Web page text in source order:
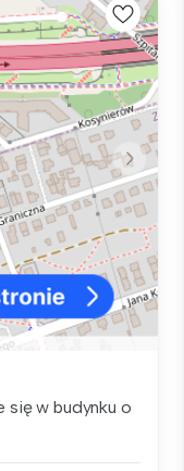
się w budynku o